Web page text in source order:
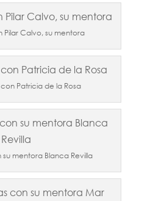
Pilar Calvo, su mentora
Patricia de la Rosa
mentora Blanca Revilla